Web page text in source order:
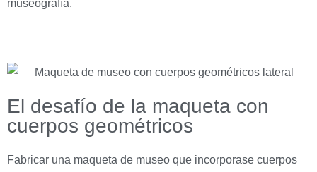
museografía.
El desafío de la maqueta con
cuerpos geométricos
Fabricar una maqueta de museo que incorporase cuerpos